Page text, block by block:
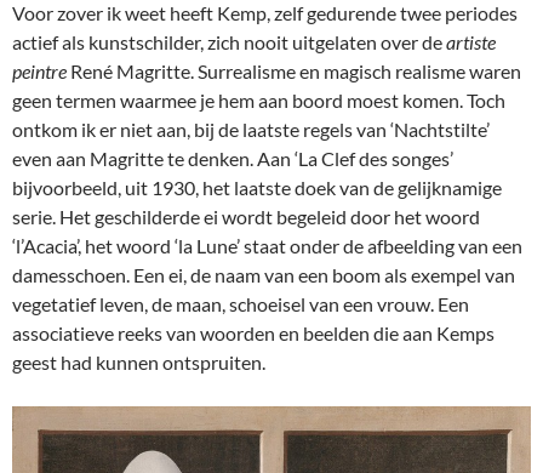
Voor zover ik weet heeft Kemp, zelf gedurende twee periodes
actief als kunstschilder, zich nooit uitgelaten over deartiste
peintre René Magritte. Surrealisme en magisch realisme waren
geen termen waarmee je hem aan boord moest komen. Toch
ontkom ik er niet aan, bij de laatste regels van ‘Nachtstilte’
even aan Magritte te denken. Aan ‘La Clef des songes’
bijvoorbeeld, uit 1930, het laatste doek van de gelijknamige
serie. Het geschilderde ei wordt begeleid door het woord
‘l’Acacia’, het woord ‘la Lune’ staat onder de afbeelding van een
damesschoen. Een ei, de naam van een boom als exempel van
vegetatief leven, de maan, schoeisel van een vrouw. Een
associatieve reeks van woorden en beelden die aan Kemps
geest had kunnen ontspruiten.